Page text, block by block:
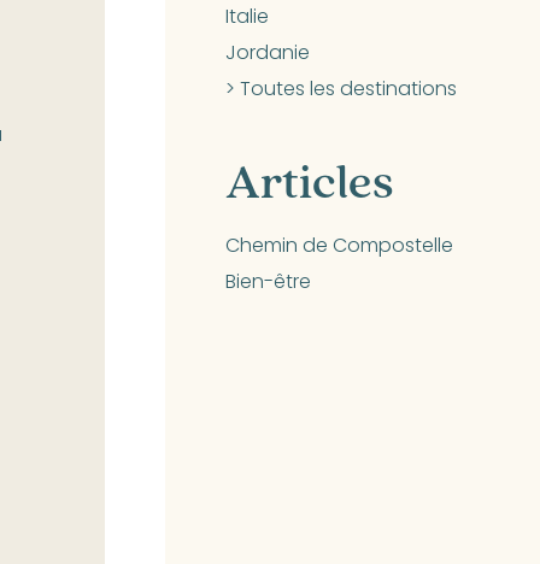
Italie
Jordanie
> Toutes les destinations
Articles
Chemin de Compostelle
Bien-être